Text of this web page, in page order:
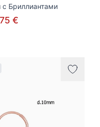
с Бриллиантами
€